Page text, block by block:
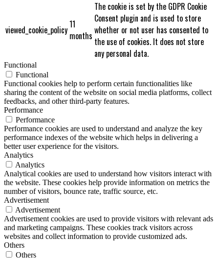
viewed_cookie_policy11
months
The cookie is set by the GDPR Cookie
Consent plugin and is used to store
whether or not user has consented to
the use of cookies. It does not store
any personal data.
Functional
Functional
Functional cookies help to perform certain functionalities like
sharing the content of the website on social media platforms, collect
feedbacks, and other third-party features.
Performance
Performance
Performance cookies are used to understand and analyze the key
performance indexes of the website which helps in delivering a
better user experience for the visitors.
Analytics
Analytics
Analytical cookies are used to understand how visitors interact with
the website. These cookies help provide information on metrics the
number of visitors, bounce rate, traffic source, etc.
Advertisement
Advertisement
Advertisement cookies are used to provide visitors with relevant ads
and marketing campaigns. These cookies track visitors across
websites and collect information to provide customized ads.
Others
Others